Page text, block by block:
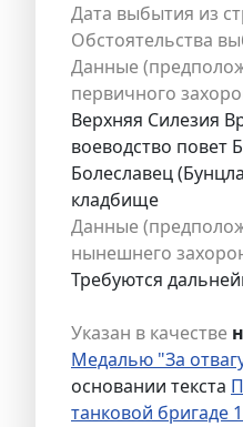
Дата выбытия из
Обстоятельства
Данные
первичного
Верхняя Силезия
воеводство повет
Болеславец
кладбище
Данные
нынешнего
Требуются
Указан в качестве
Медалью "За
основании текста
танковой бригаде